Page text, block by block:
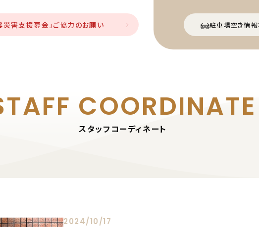
駐車場空き情報
災害支援募金」ご協力のお願い
COORDINATE
スタッフコーディネート
2024/10/17